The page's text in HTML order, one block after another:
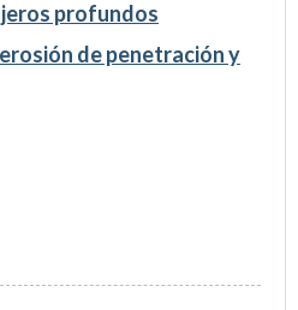
profundos
de penetración y